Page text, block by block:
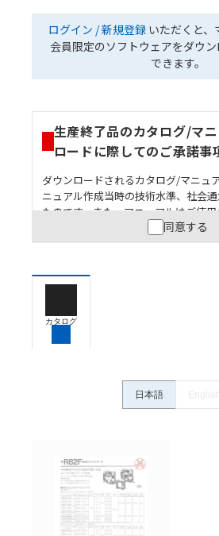
ログイン / 新規登録 いただくと、
会員限定のソフトウェアをダウ
できます。
生産終了品のカタログ/マ
ロードに際してのご承諾事
ダウンロードされるカタログ/マニュ
ニュアル作成当時の技術水準、社会
ものです。また、マニュアルはご使
ので、ご使用にあたっての安全性につ
ください。以下の内容をご承諾の上
うな用途に使用される場合には、
保できるよう設計されていること
ていることを、必ず事前に確認し
ン事例は参考用ですので、ご採用
置の機能や安全性をご確認のうえ
ている可能性がありますがご容赦
記載されているサービス内容や連
ものであり、変更・改定させてい
があります。改めて当サイトの掲
え、ご用命下さいますようお願い
同意する
カタログ
日本語 English